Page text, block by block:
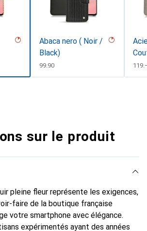
Abaca nero ( Noir /
Black)
CHF
99.90 CHF
sur le produit
pleine fleur représente les exigences,
faire de la boutique française
votre smartphone avec élégance.
expérimentés ayant des années